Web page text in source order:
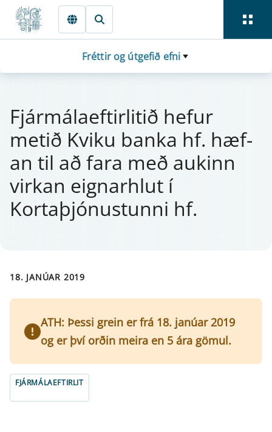
Fara beint í Meginmál
Fréttir og útgefið efni
Fjá­r­mála­eft­i­r­litið hef­ur
metið Kviku banka hf. hæ­f­
an til að fara með auk­inn
virk­an eign­ar­hlut í
Kortaþjón­ust­unni hf.
18. JANÚAR 2019
ATH: Þessi grein er frá 18. janúar 2019
og er því orðin meira en 5 ára gömul.
FJÁRMÁLAEFTIRLIT